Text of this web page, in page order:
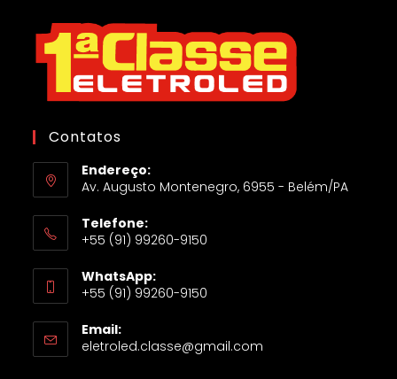
Contatos
Endereço:
Av. Augusto Montenegro, 6955 - Belém/PA
Telefone:
+55 (91) 99260-9150
WhatsApp:
+55 (91) 99260-9150
Email:
eletroled.classe@gmail.com